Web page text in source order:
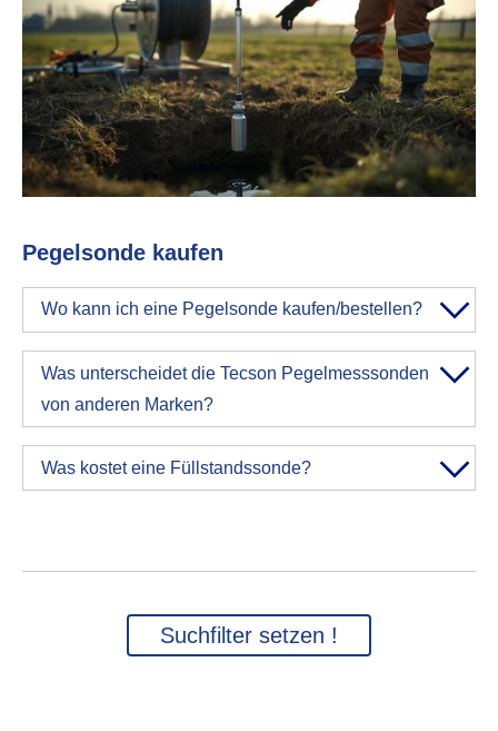
Pegelsonde kaufen
Wo kann ich eine Pegelsonde kaufen/bestellen?
Was unterscheidet die Tecson Pegelmesssonden
von anderen Marken?
Was kostet eine Füllstandssonde?
Suchfilter setzen !